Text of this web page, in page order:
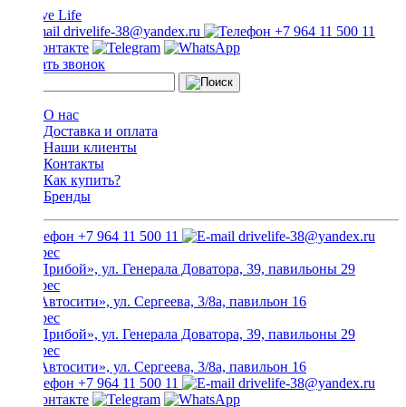
drivelife-38@yandex.ru +7 964 11 500 11
Заказать звонок
О нас
Доставка и оплата
Наши клиенты
Контакты
Как купить?
Бренды
+7 964 11 500 11 drivelife-38@yandex.ru
ТЦ «Прибой», ул. Генерала Доватора, 39, павильоны 29
ТЦ «Автосити», ул. Сергеева, 3/8а, павильон 16
ТЦ «Прибой», ул. Генерала Доватора, 39, павильоны 29
ТЦ «Автосити», ул. Сергеева, 3/8а, павильон 16
+7 964 11 500 11
drivelife-38@yandex.ru